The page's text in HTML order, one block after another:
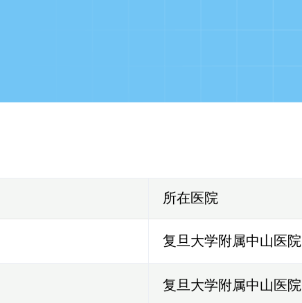
所在医院
复旦大学附属中山医院
复旦大学附属中山医院